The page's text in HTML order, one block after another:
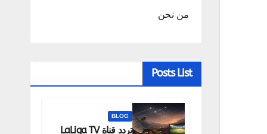
من نحن
Posts List
BLOG
تردد قناة LaLiga TV